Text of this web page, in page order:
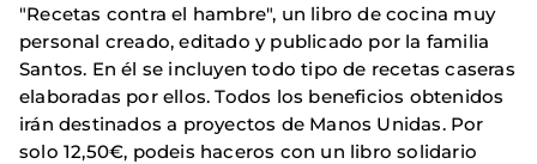
"Recetas contra el hambre", un libro de cocina muy
personal creado, editado y publicado por la familia
Santos. En él se incluyen todo tipo de recetas caseras
elaboradas por ellos. Todos los beneficios obtenidos
irán destinados a proyectos de Manos Unidas. Por
solo 12,50€, podeis haceros con un libro solidario